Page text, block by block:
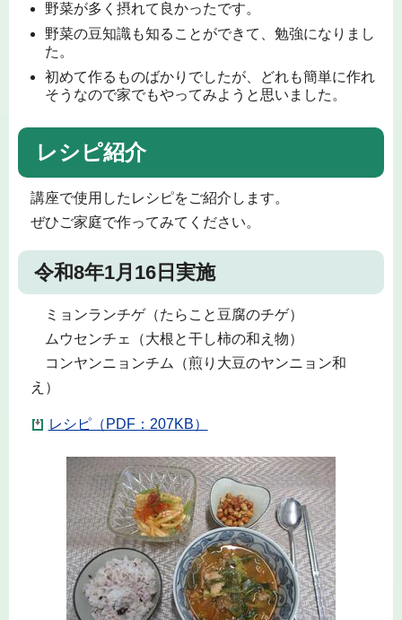
野菜が多く摂れて良かったです。
野菜の豆知識も知ることができて、勉強になりまし
た。
初めて作るものばかりでしたが、どれも簡単に作れ
そうなので家でもやってみようと思いました。
レシピ紹介
講座で使用したレシピをご紹介します。
ぜひご家庭で作ってみてください。
令和8年1月16日実施
ミョンランチゲ（たらこと豆腐のチゲ）
ムウセンチェ（大根と干し柿の和え物）
コンヤンニョンチム（煎り大豆のヤンニョン和
え）
レシピ（PDF：207KB）